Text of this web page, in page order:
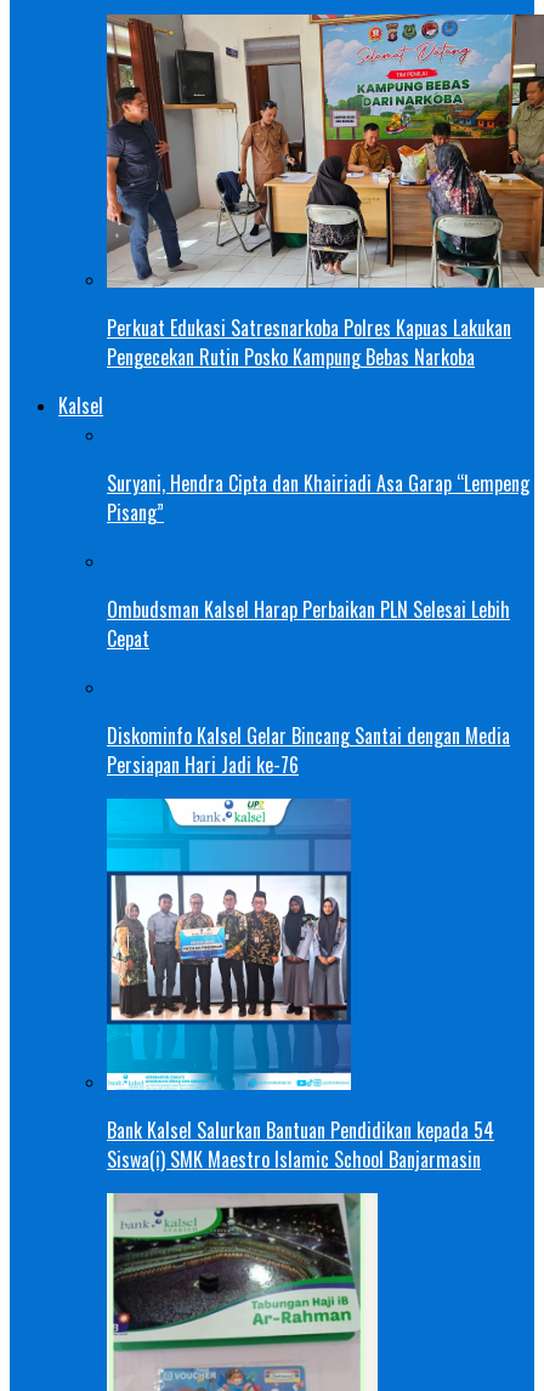
Perkuat Edukasi Satresnarkoba Polres Kapuas Lakukan
Pengecekan Rutin Posko Kampung Bebas Narkoba
Kalsel
Suryani, Hendra Cipta dan Khairiadi Asa Garap “Lempeng
Pisang”
Ombudsman Kalsel Harap Perbaikan PLN Selesai Lebih
Cepat
Diskominfo Kalsel Gelar Bincang Santai dengan Media
Persiapan Hari Jadi ke-76
Bank Kalsel Salurkan Bantuan Pendidikan kepada 54
Siswa(i) SMK Maestro Islamic School Banjarmasin